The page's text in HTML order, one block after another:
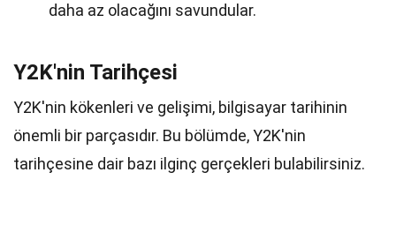
daha az olacağını savundular.
Y2K'nin Tarihçesi
Y2K'nin kökenleri ve gelişimi, bilgisayar tarihinin
önemli bir parçasıdır. Bu bölümde, Y2K'nin
tarihçesine dair bazı ilginç gerçekleri bulabilirsiniz.